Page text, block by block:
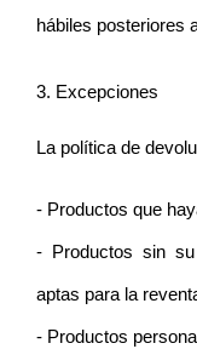
hábiles posteriores
3. Excepciones
La política de
- Productos que
- Productos sin
aptas para la
- Productos